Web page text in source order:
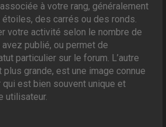
à votre rang, généralement
des carrés ou des ronds.
votre activité selon le nombre de
publié, ou permet de
particulier sur le forum. L’autre
plus grande, est une image connue
qui est bien souvent unique et
utilisateur.